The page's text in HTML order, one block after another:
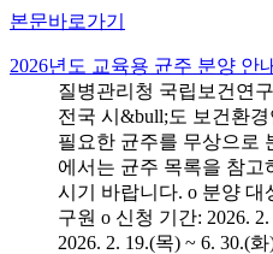
본문바로가기
2026년도 교육용 균주 분양 안
질병관리청 국립보건연
전국 시&bull;도 보건환
필요한 균주를 무상으로
에서는 균주 목록을 참
시기 바랍니다. o 분양 대
구원 o 신청 기간: 2026.
2026. 2. 19.(목) ~ 6. 30.(